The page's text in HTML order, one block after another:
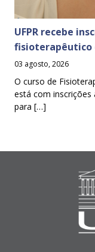
UFPR recebe
fisioterapêutico
03 agosto, 2026
O curso de
está com inscrições
para […]